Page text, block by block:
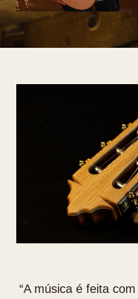
“⁠A música é feita